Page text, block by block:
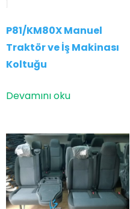
P81/KM80X Manuel
Traktör ve İş Makinası
Koltuğu
Devamını oku